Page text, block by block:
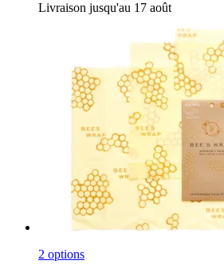
Livraison jusqu'au 17 août
2 options